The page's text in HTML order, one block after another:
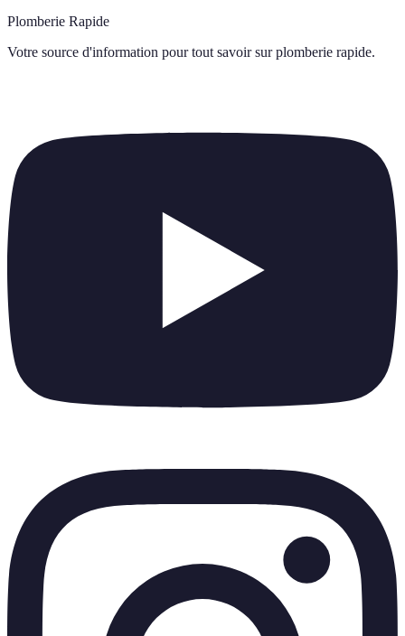
Plomberie Rapide
Votre source d'information pour tout savoir sur plomberie rapide.